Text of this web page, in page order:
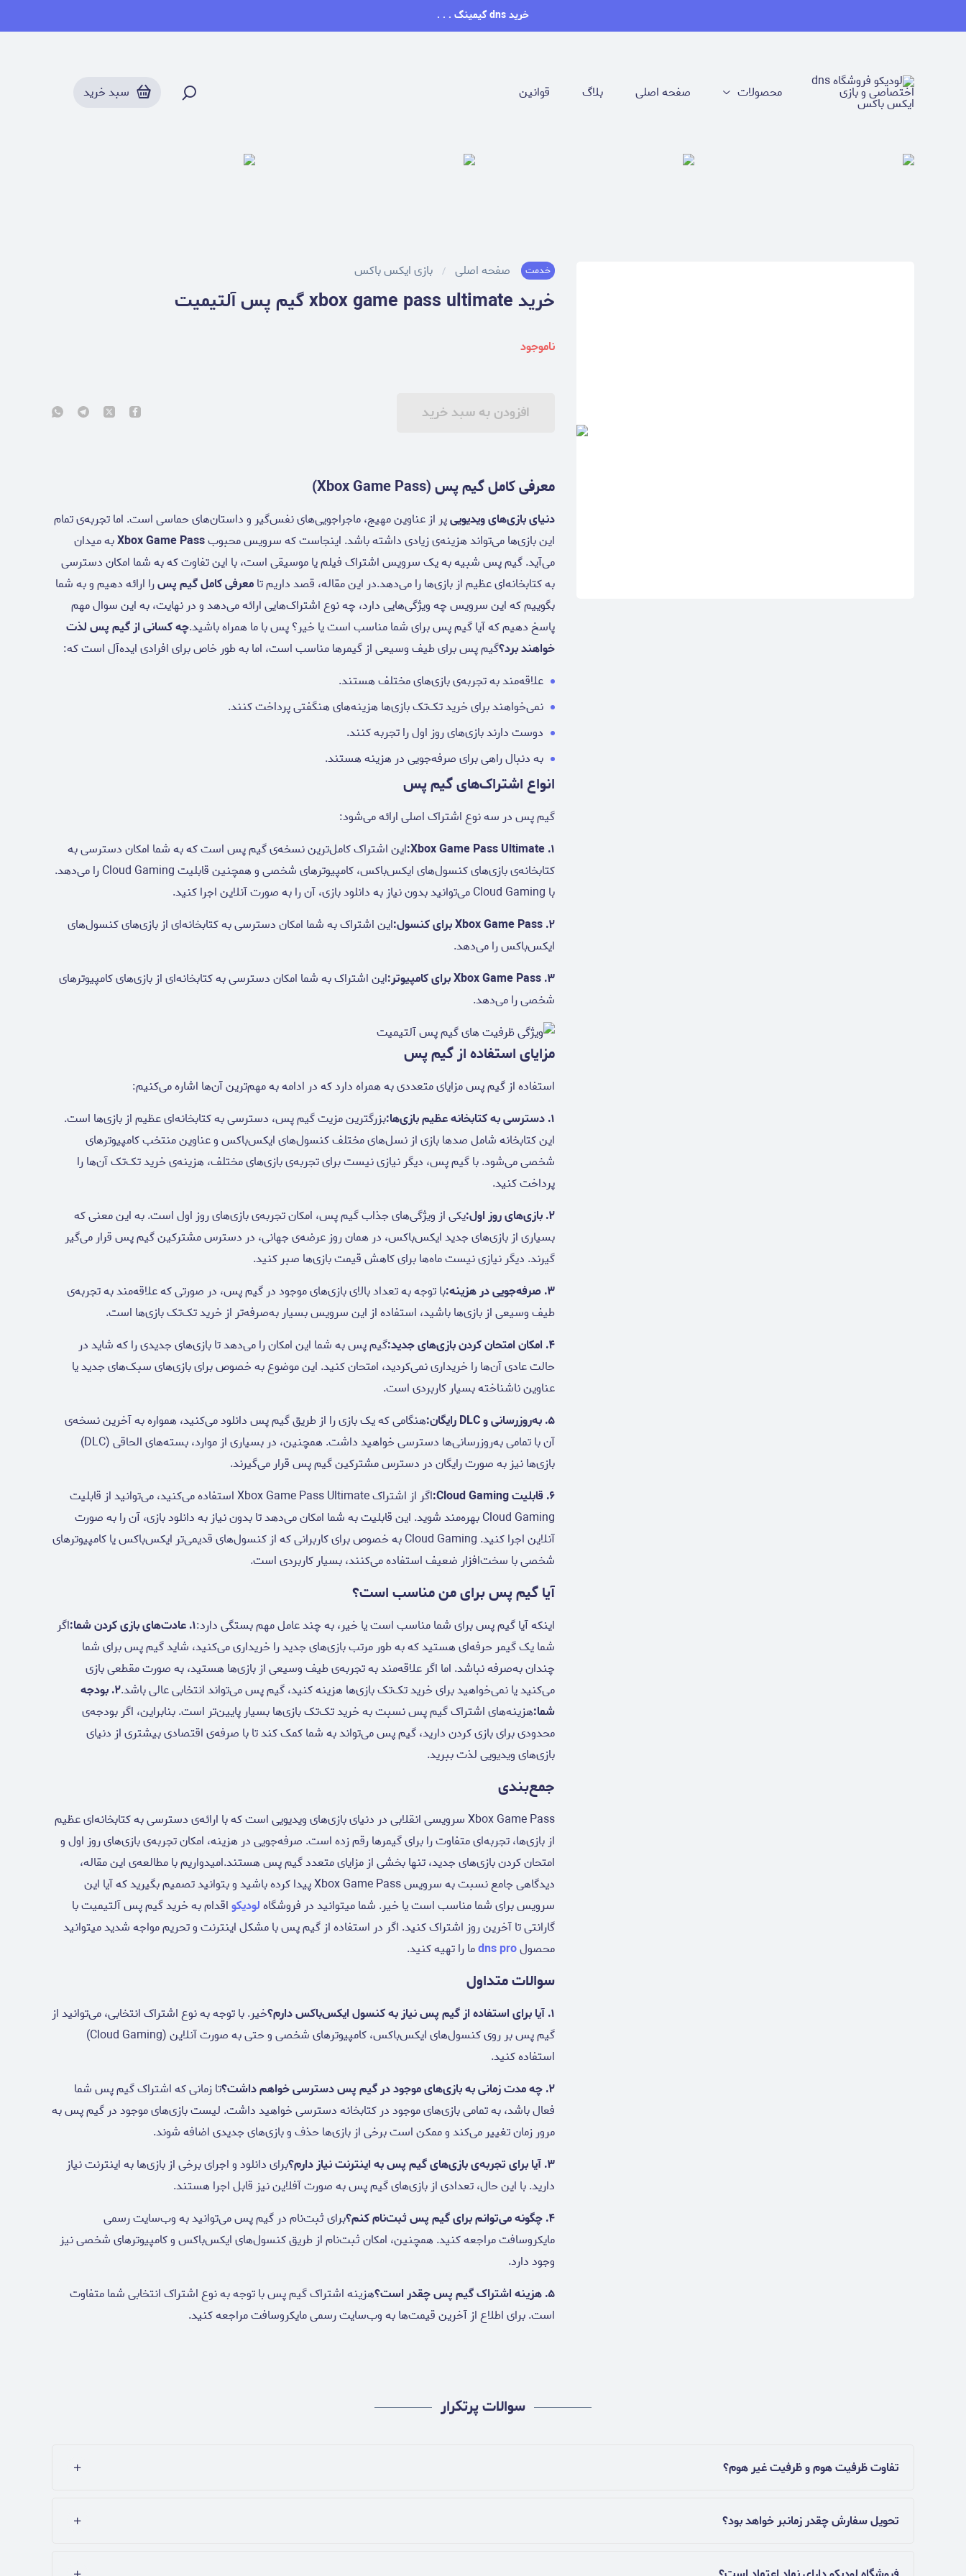
خرید dns گیمینگ . . .
محصولات صفحه اصلی بلاگ قوانین سبد خرید
خدمت صفحه اصلی بازی ایکس باکس
خرید xbox game pass ultimate گیم پس آلتیمیت
ناموجود
افزودن به سبد خرید
معرفی کامل گیم پس (Xbox Game Pass)
دنیای بازی‌های ویدیوییپر از عناوین مهیج، ماجراجویی‌های نفس‌گیر و داستان‌های حماسی است. اما تجربه‌ی تمام
این بازی‌ها می‌تواند هزینه‌ی زیادی داشته باشد. اینجاست که سرویس محبوبXbox Game Passبه میدان
می‌آید. گیم پس شبیه به یک سرویس اشتراک فیلم یا موسیقی است، با این تفاوت که به شما امکان دسترسی
به کتابخانه‌ای عظیم از بازی‌ها را می‌دهد.در این مقاله، قصد داریم تامعرفی کامل گیم پسرا ارائه دهیم و به شما
بگوییم که این سرویس چه ویژگی‌هایی دارد، چه نوع اشتراک‌هایی ارائه می‌دهد و در نهایت، به این سوال مهم
پاسخ دهیم که آیا گیم پس برای شما مناسب است یا خیر؟ پس با ما همراه باشید.چه کسانی از گیم پس لذت
خواهند برد؟گیم پس برای طیف وسیعی از گیمرها مناسب است، اما به طور خاص برای افرادی ایده‌آل است که:
علاقه‌مند به تجربه‌ی بازی‌های مختلف هستند.
نمی‌خواهند برای خرید تک‌تک بازی‌ها هزینه‌های هنگفتی پرداخت کنند.
دوست دارند بازی‌های روز اول را تجربه کنند.
به دنبال راهی برای صرفه‌جویی در هزینه هستند.
انواع اشتراک‌های گیم پس
گیم پس در سه نوع اشتراک اصلی ارائه می‌شود:
۱. Xbox Game Pass Ultimate:
این اشتراک کامل‌ترین نسخه‌ی گیم پس است که به شما امکان دسترسی به
کتابخانه‌ی بازی‌های کنسول‌های ایکس‌باکس، کامپیوترهای شخصی و همچنین قابلیت Cloud Gaming را می‌دهد.
با Cloud Gaming می‌توانید بدون نیاز به دانلود بازی، آن را به صورت آنلاین اجرا کنید.
۲. Xbox Game Pass برای کنسول:
این اشتراک به شما امکان دسترسی به کتابخانه‌ای از بازی‌های کنسول‌های
ایکس‌باکس را می‌دهد.
۳. Xbox Game Pass برای کامپیوتر:
این اشتراک به شما امکان دسترسی به کتابخانه‌ای از بازی‌های کامپیوترهای
شخصی را می‌دهد.
مزایای استفاده از گیم پس
استفاده از گیم پس مزایای متعددی به همراه دارد که در ادامه به مهم‌ترین آن‌ها اشاره می‌کنیم:
۱. دسترسی به کتابخانه عظیم بازی‌ها:
بزرگترین مزیت گیم پس، دسترسی به کتابخانه‌ای عظیم از بازی‌ها است.
این کتابخانه شامل صدها بازی از نسل‌های مختلف کنسول‌های ایکس‌باکس و عناوین منتخب کامپیوترهای
شخصی می‌شود. با گیم پس، دیگر نیازی نیست برای تجربه‌ی بازی‌های مختلف، هزینه‌ی خرید تک‌تک آن‌ها را
پرداخت کنید.
۲. بازی‌های روز اول:
یکی از ویژگی‌های جذاب گیم پس، امکان تجربه‌ی بازی‌های روز اول است. به این معنی که
بسیاری از بازی‌های جدید ایکس‌باکس، در همان روز عرضه‌ی جهانی، در دسترس مشترکین گیم پس قرار می‌گیر
گیرند. دیگر نیازی نیست ماه‌ها برای کاهش قیمت بازی‌ها صبر کنید.
۳. صرفه‌جویی در هزینه:
با توجه به تعداد بالای بازی‌های موجود در گیم پس، در صورتی که علاقه‌مند به تجربه‌ی
طیف وسیعی از بازی‌ها باشید، استفاده از این سرویس بسیار به‌صرفه‌تر از خرید تک‌تک بازی‌ها است.
۴. امکان امتحان کردن بازی‌های جدید:
گیم پس به شما این امکان را می‌دهد تا بازی‌های جدیدی را که شاید در
حالت عادی آن‌ها را خریداری نمی‌کردید، امتحان کنید. این موضوع به خصوص برای بازی‌های سبک‌های جدید یا
عناوین ناشناخته بسیار کاربردی است.
۵. به‌روزرسانی و DLC رایگان:
هنگامی که یک بازی را از طریق گیم پس دانلود می‌کنید، همواره به آخرین نسخه‌ی
آن با تمامی به‌روزرسانی‌ها دسترسی خواهید داشت. همچنین، در بسیاری از موارد، بسته‌های الحاقی (DLC)
بازی‌ها نیز به صورت رایگان در دسترس مشترکین گیم پس قرار می‌گیرند.
۶. قابلیت Cloud Gaming:
اگر از اشتراک Xbox Game Pass Ultimate استفاده می‌کنید، می‌توانید از قابلیت
Cloud Gaming بهره‌مند شوید. این قابلیت به شما امکان می‌دهد تا بدون نیاز به دانلود بازی، آن را به صورت
آنلاین اجرا کنید. Cloud Gaming به خصوص برای کاربرانی که از کنسول‌های قدیمی‌تر ایکس‌باکس یا کامپیوترهای
شخصی با سخت‌افزار ضعیف استفاده می‌کنند، بسیار کاربردی است.
آیا گیم پس برای من مناسب است؟
اینکه آیا گیم پس برای شما مناسب است یا خیر، به چند عامل مهم بستگی دارد:۱. عادت‌های بازی کردن شما:
اگر
شما یک گیمر حرفه‌ای هستید که به طور مرتب بازی‌های جدید را خریداری می‌کنید، شاید گیم پس برای شما
چندان به‌صرفه نباشد. اما اگر علاقه‌مند به تجربه‌ی طیف وسیعی از بازی‌ها هستید، به صورت مقطعی بازی
می‌کنید یا نمی‌خواهید برای خرید تک‌تک بازی‌ها هزینه کنید، گیم پس می‌تواند انتخابی عالی باشد. ۲. بودجه
شما:هزینه‌های اشتراک گیم پس نسبت به خرید تک‌تک بازی‌ها بسیار پایین‌تر است. بنابراین، اگر بودجه‌ی
محدودی برای بازی کردن دارید، گیم پس می‌تواند به شما کمک کند تا با صرفه‌ی اقتصادی بیشتری از دنیای
بازی‌های ویدیویی لذت ببرید.
جمع‌بندی
Xbox Game Pass سرویسی انقلابی در دنیای بازی‌های ویدیویی است که با ارائه‌ی دسترسی به کتابخانه‌ای عظیم
از بازی‌ها، تجربه‌ای متفاوت را برای گیمرها رقم زده است. صرفه‌جویی در هزینه، امکان تجربه‌ی بازی‌های روز اول و
امتحان کردن بازی‌های جدید، تنها بخشی از مزایای متعدد گیم پس هستند.امیدواریم با مطالعه‌ی این مقاله،
دیدگاهی جامع نسبت به سرویس Xbox Game Pass پیدا کرده باشید و بتوانید تصمیم بگیرید که آیا این
سرویس برای شما مناسب است یا خیر. شما میتوانید در فروشگاهلودیکواقدام به خرید گیم پس آلتیمیت با
گارانتی تا آخرین روز اشتراک کنید. اگر در استفاده از گیم پس با مشکل اینترنت و تحریم مواجه شدید میتوانید
محصولdns proما را تهیه کنید.
سوالات متداول
۱. آیا برای استفاده از گیم پس نیاز به کنسول ایکس‌باکس دارم؟
خیر. با توجه به نوع اشتراک انتخابی، می‌توانید از
گیم پس بر روی کنسول‌های ایکس‌باکس، کامپیوترهای شخصی و حتی به صورت آنلاین (Cloud Gaming)
استفاده کنید.
۲. چه مدت زمانی به بازی‌های موجود در گیم پس دسترسی خواهم داشت؟
تا زمانی که اشتراک گیم پس شما
فعال باشد، به تمامی بازی‌های موجود در کتابخانه دسترسی خواهید داشت. لیست بازی‌های موجود در گیم پس به
مرور زمان تغییر می‌کند و ممکن است برخی از بازی‌ها حذف و بازی‌های جدیدی اضافه شوند.
۳. آیا برای تجربه‌ی بازی‌های گیم پس به اینترنت نیاز دارم؟
برای دانلود و اجرای برخی از بازی‌ها به اینترنت نیاز
دارید. با این حال، تعدادی از بازی‌های گیم پس به صورت آفلاین نیز قابل اجرا هستند.
۴. چگونه می‌توانم برای گیم پس ثبت‌نام کنم؟
برای ثبت‌نام در گیم پس می‌توانید به وب‌سایت رسمی
مایکروسافت مراجعه کنید. همچنین، امکان ثبت‌نام از طریق کنسول‌های ایکس‌باکس و کامپیوترهای شخصی نیز
وجود دارد.
۵. هزینه اشتراک گیم پس چقدر است؟
هزینه اشتراک گیم پس با توجه به نوع اشتراک انتخابی شما متفاوت
است. برای اطلاع از آخرین قیمت‌ها به وب‌سایت رسمی مایکروسافت مراجعه کنید.
سوالات پرتکرار
تفاوت ظرفیت هوم و ظرفیت غیر هوم؟
تحویل سفارش چقدر زمانبر خواهد بود؟